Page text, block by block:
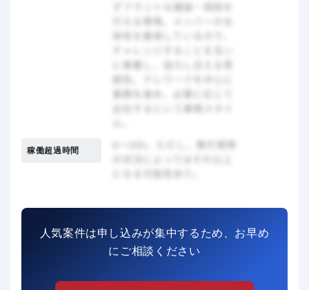
稼働超過時間
人気案件は申し込みが集中するため、お早め
にご相談ください